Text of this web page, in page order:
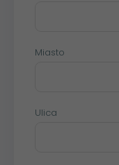
Miasto
Ulica